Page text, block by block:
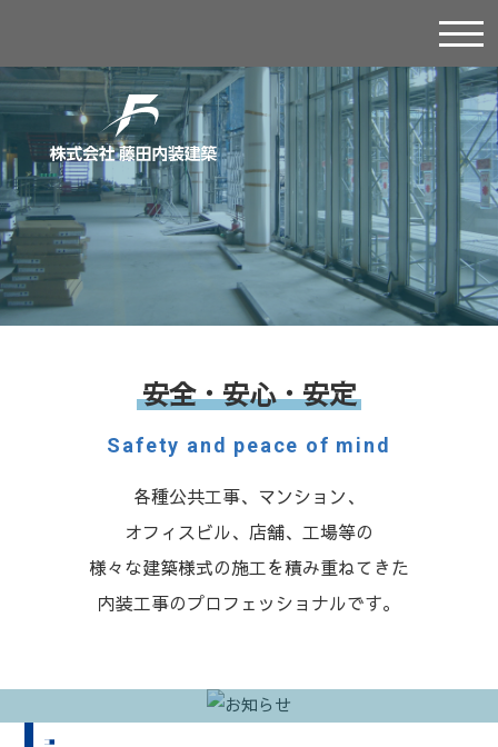
安全・安心・安定
Safety and peace of mind
各種公共工事、マンション、
オフィスビル、店舗、工場等の
様々な建築様式の施工を積み重ねてきた
内装工事のプロフェッショナルです。